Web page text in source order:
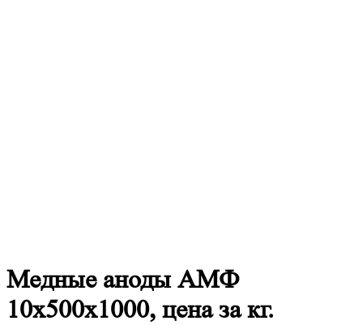
Медныеаноды АМФ
10х500х1000, цена за кг.